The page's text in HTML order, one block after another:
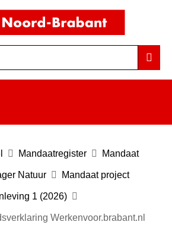
Ga
de
inhoud
Mandaatregister Mandaat
Natuur Mandaat project
1 (2026)
Werkenvoor.brabant.nl